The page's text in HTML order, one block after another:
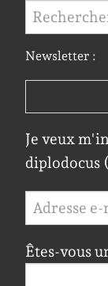
Newsletter :
Je veux
diplodocus
Êtes-vous